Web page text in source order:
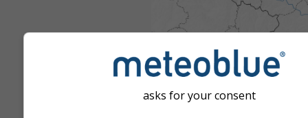
asks for your consent